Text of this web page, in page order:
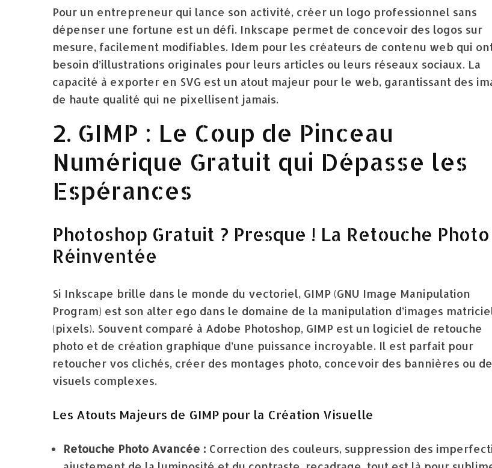
Pour un entrepreneur qui lance son activité, créer un logo professionnel sans
dépenser une fortune est un défi. Inkscape permet de concevoir des logos sur
mesure, facilement modifiables. Idem pour les créateurs de contenu web qui
besoin d’illustrations originales pour leurs articles ou leurs réseaux sociaux. La
capacité à exporter en SVG est un atout majeur pour le web, garantissant des
de haute qualité qui ne pixellisent jamais.
2. GIMP : Le Coup de Pinceau
Numérique Gratuit qui Dépasse les
Espérances
Photoshop Gratuit ? Presque ! La Retouche Photo
Réinventée
Si Inkscape brille dans le monde du vectoriel, GIMP (GNU Image Manipulation
Program) est son alter ego dans le domaine de la manipulation d’images
(pixels). Souvent comparé à Adobe Photoshop, GIMP est un logiciel de retouche
photo et de création graphique d’une puissance incroyable. Il est parfait pour
retoucher vos clichés, créer des montages photo, concevoir des bannières ou
visuels complexes.
Les Atouts Majeurs de GIMP pour la Création Visuelle
Retouche Photo Avancée : Correction des couleurs, suppression des